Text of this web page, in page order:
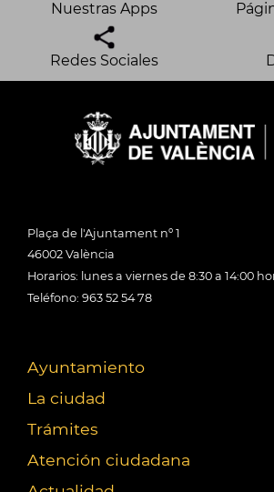
Nuestras Apps
Redes Sociales
Plaça de l'Ajuntament nº 1
46002 València
Horarios: lunes a viernes de 8:30 a 14:00
Teléfono: 963 52 54 78
Ayuntamiento
La ciudad
Trámites
Atención ciudadana